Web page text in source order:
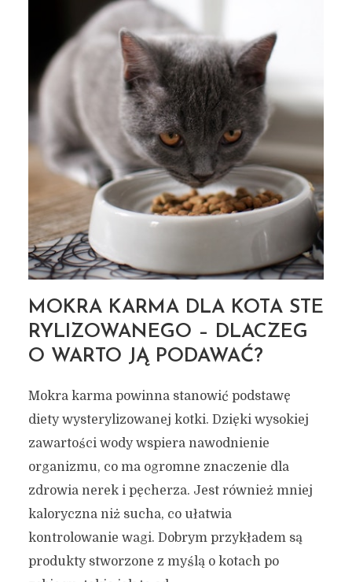
MOKRA KARMA DLA KOTA STE
RYLIZOWANEGO – DLACZEG
O WARTO JĄ PODAWAĆ?
Mokra karma powinna stanowić podstawę
diety wysterylizowanej kotki. Dzięki wysokiej
zawartości wody wspiera nawodnienie
organizmu, co ma ogromne znaczenie dla
zdrowia nerek i pęcherza. Jest również mniej
kaloryczna niż sucha, co ułatwia
kontrolowanie wagi. Dobrym przykładem są
produkty stworzone z myślą o kotach po